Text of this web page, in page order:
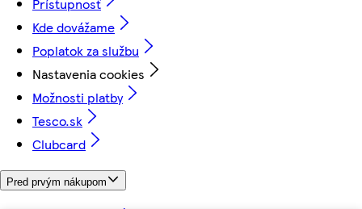
Prístupnosť
Kde dovážame
Poplatok za službu
Nastavenia cookies
Možnosti platby
Tesco.sk
Clubcard
Pred prvým nákupom